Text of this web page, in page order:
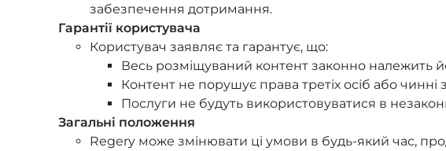
забезпечення дотримання.
Гарантії користувача
Користувач заявляє та гарантує, що:
Весь розміщуваний контент законно належить
Контент не порушує права третіх осіб або чинні
Послуги не будуть використовуватися в
Загальні положення
Regery може змінювати ці умови в будь-який час,